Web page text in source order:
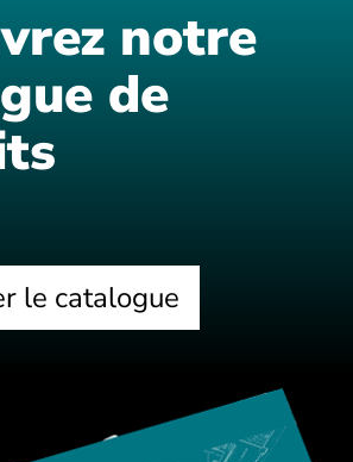
notre
de
le catalogue